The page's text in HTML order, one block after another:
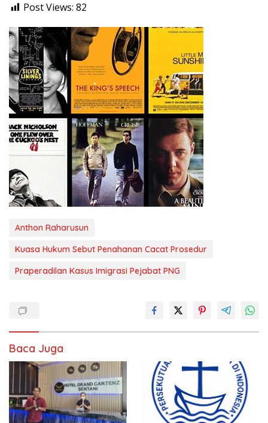
Post Views: 82
Anthon Raharusun
Kuasa Hukum Sebut Penahanan Cacat Prosedur
Praperadilan Kasus Imigrasi Pejabat PNG
Baca Juga